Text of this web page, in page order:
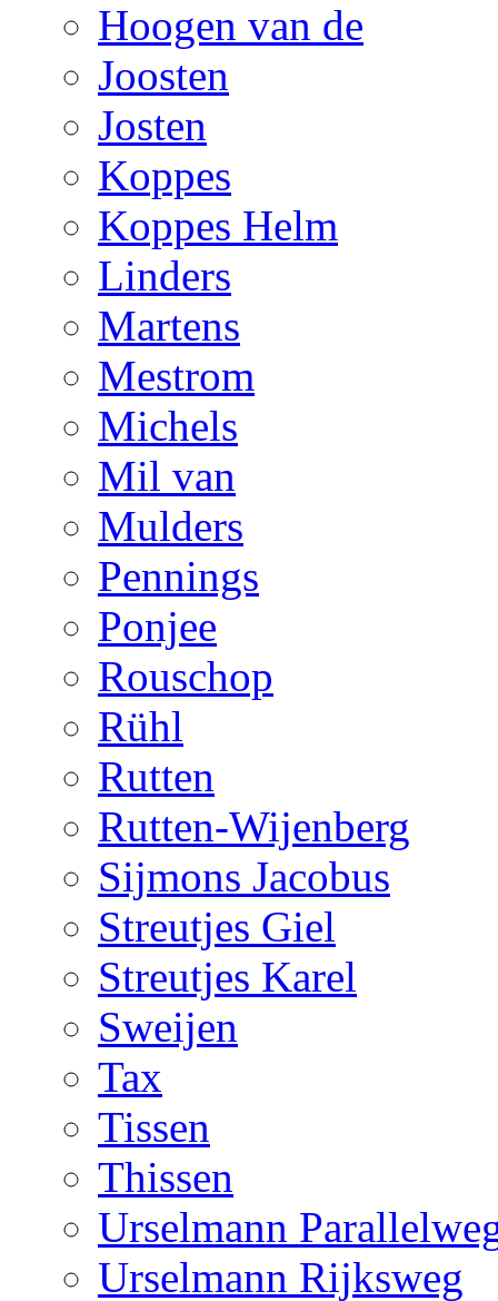
Hoogen van de
Joosten
Josten
Koppes
Koppes Helm
Linders
Martens
Mestrom
Michels
Mil van
Mulders
Pennings
Ponjee
Rouschop
Rühl
Rutten
Rutten-Wijenberg
Sijmons Jacobus
Streutjes Giel
Streutjes Karel
Sweijen
Tax
Tissen
Thissen
Urselmann
Urselmann Rijksweg